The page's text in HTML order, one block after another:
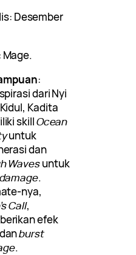
Desember
Mage.
:
dari Nyi
Kadita
skillOcean
untuk
dan
Wavesuntuk
.
nya,
Call,
efek
burst
.